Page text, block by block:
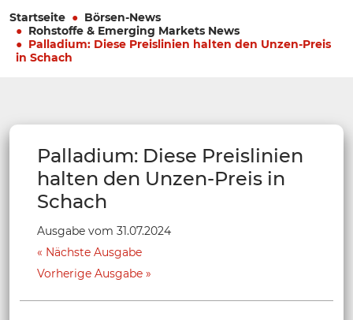
Startseite
Börsen-News
Rohstoffe & Emerging Markets News
Palladium: Diese Preislinien halten den Unzen-Preis
in Schach
Palladium: Diese Preislinien
halten den Unzen-Preis in
Schach
Ausgabe vom 31.07.2024
Nächste Ausgabe
Vorherige Ausgabe